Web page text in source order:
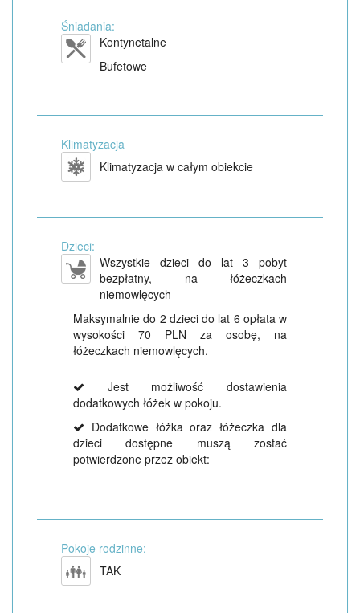
Śniadania:
Kontynetalne
Bufetowe
Klimatyzacja
Klimatyzacja w całym obiekcie
Dzieci:
Wszystkie dzieci do lat 3 pobyt
bezpłatny, na łóżeczkach
niemowlęcych
Maksymalnie do 2 dzieci do lat 6 opłata w
wysokości 70 PLN za osobę, na
łóżeczkach niemowlęcych.
Jest możliwość dostawienia
dodatkowych łóżek w pokoju.
Dodatkowe łóżka oraz łóżeczka dla
dzieci dostępne muszą zostać
potwierdzone przez obiekt:
Pokoje rodzinne:
TAK